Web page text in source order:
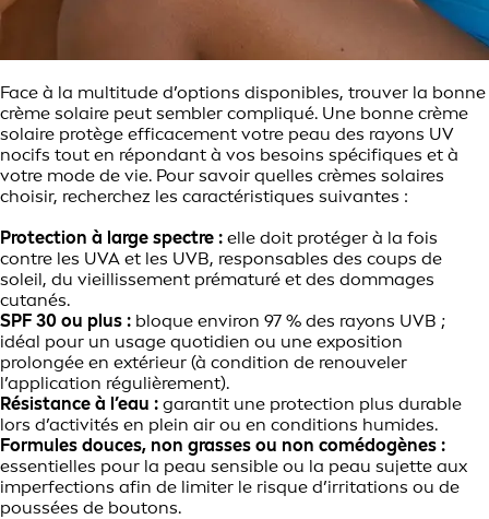
Face à la multitude d’options disponibles, trouver la bonne
crème solaire peut sembler compliqué. Une bonne crème
solaire protège efficacement votre peau des rayons UV
nocifs tout en répondant à vos besoins spécifiques et à
votre mode de vie. Pour savoir quelles crèmes solaires
choisir, recherchez les caractéristiques suivantes :
Protection à large spectre : elle doit protéger à la fois
contre les UVA et les UVB, responsables des coups de
soleil, du vieillissement prématuré et des dommages
cutanés.
SPF 30 ou plus : bloque environ 97 % des rayons UVB ;
idéal pour un usage quotidien ou une exposition
prolongée en extérieur (à condition de renouveler
l’application régulièrement).
Résistance à l’eau : garantit une protection plus durable
lors d’activités en plein air ou en conditions humides.
Formules douces, non grasses ou non comédogènes :
essentielles pour la peau sensible ou la peau sujette aux
imperfections afin de limiter le risque d’irritations ou de
poussées de boutons.